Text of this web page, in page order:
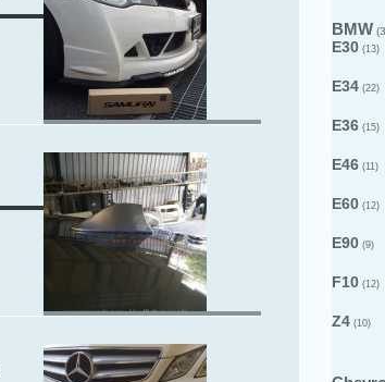
BMW
E30 (13)
E34 (22)
E36 (15)
E46 (11)
E60 (12)
E90 (9)
F10 (12)
Z4 (10)